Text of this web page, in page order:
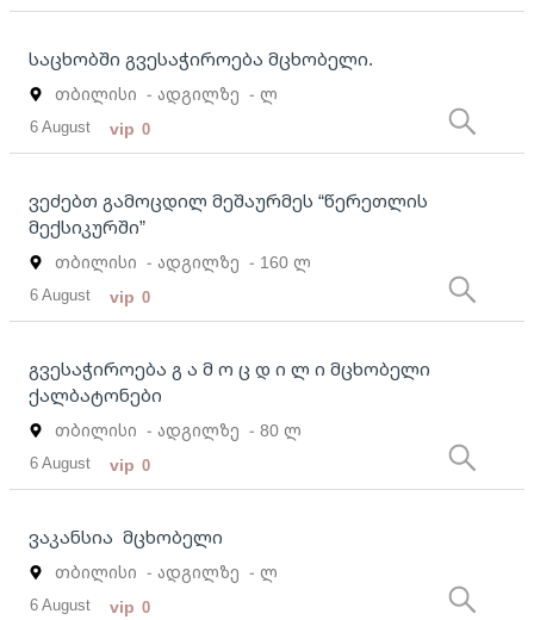
საცხობში გვესაჭიროება მცხობელი.
თბილისი - ადგილზე - ლ
6 August vip 0
ვეძებთ გამოცდილ მეშაურმეს “წერეთლის
მექსიკურში”
თბილისი - ადგილზე - 160 ლ
6 August vip 0
გვესაჭიროება გ ა მ ო ც დ ი ლ ი მცხობელი
ქალბატონები
თბილისი - ადგილზე - 80 ლ
6 August vip 0
ვაკანსია მცხობელი
თბილისი - ადგილზე - ლ
6 August vip 0